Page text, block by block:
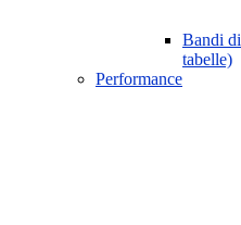
Bandi
tabelle)
Performance